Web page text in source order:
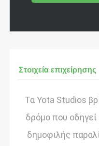
Στοιχεία επιχείρησης
Τα Yota Studios
δρόμο που
δημοφιλής